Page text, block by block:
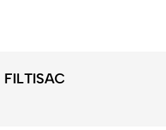
FILTISAC